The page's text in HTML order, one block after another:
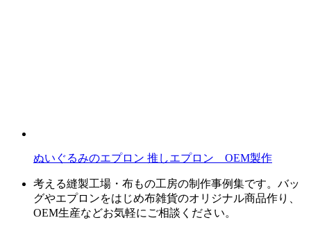
ぬいぐるみのエプロン 推しエプロン OEM製作
考える縫製工場・布もの工房の制作事例集です。バッ
グやエプロンをはじめ布雑貨のオリジナル商品作り、
OEM生産などお気軽にご相談ください。